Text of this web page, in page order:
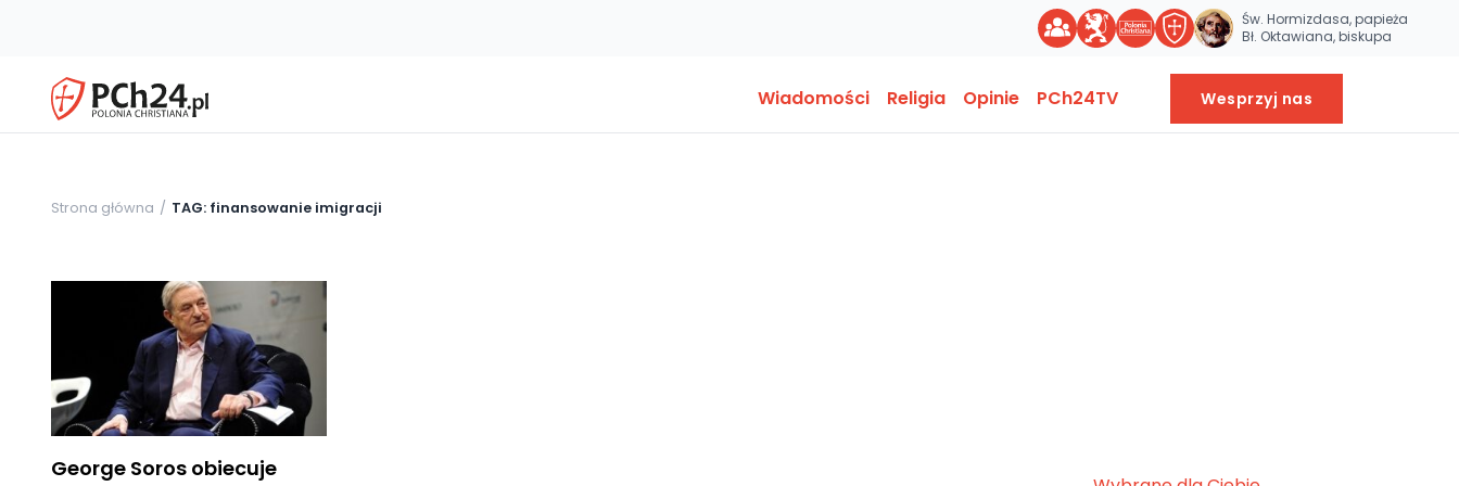
Św. Hormizdasa, papieża
Bł. Oktawiana, biskupa
Wiadomości Religia Opinie PCh24TV Wesprzyj nas
Strona główna TAG: finansowanie imigracji
George Soros obiecuje